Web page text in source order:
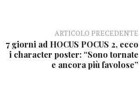
ARTICOLO PRECEDENTE
7 giorni ad HOCUS POCUS 2, ecco
i character poster: “Sono tornate
e ancora più favolose”